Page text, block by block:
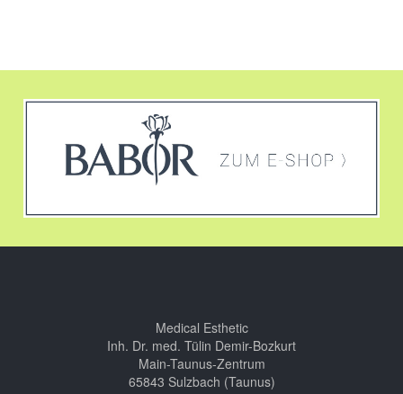
Medical Esthetic
Inh. Dr. med. Tülin Demir-Bozkurt
Main-Taunus-Zentrum
65843 Sulzbach (Taunus)